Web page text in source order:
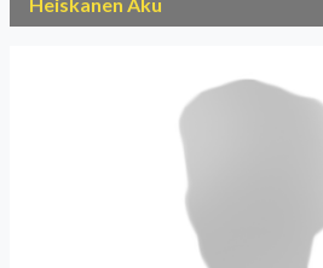
Heiskanen Aku